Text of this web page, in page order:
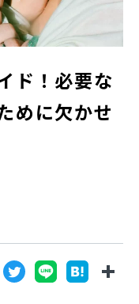
ド！必要な
めに欠かせ